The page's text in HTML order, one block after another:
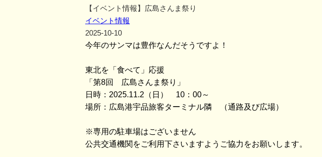
【イベント情報】広島さんま祭り
イベント情報
2025-10-10
今年のサンマは豊作なんだそうですよ！
東北を「食べて」応援
「第8回 広島さんま祭り」
日時：2025.11.2（日） 10：00～
場所：広島港宇品旅客ターミナル隣 （通路及び広場）
※専用の駐車場はございません
公共交通機関をご利用下さいますようご協力をお願いします。